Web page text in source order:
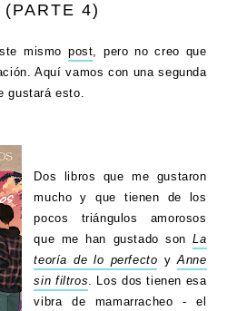
(PARTE 4)
mismo post, pero no creo que
Aquí vamos con una segunda
gustará esto.
Dos libros que me gustaron
mucho y que tienen de los
pocos triángulos amorosos
que me han gustado sonLa
teoría de lo perfecto yAnne
sin filtros. Los dos tienen esa
vibra de mamarracheo - el